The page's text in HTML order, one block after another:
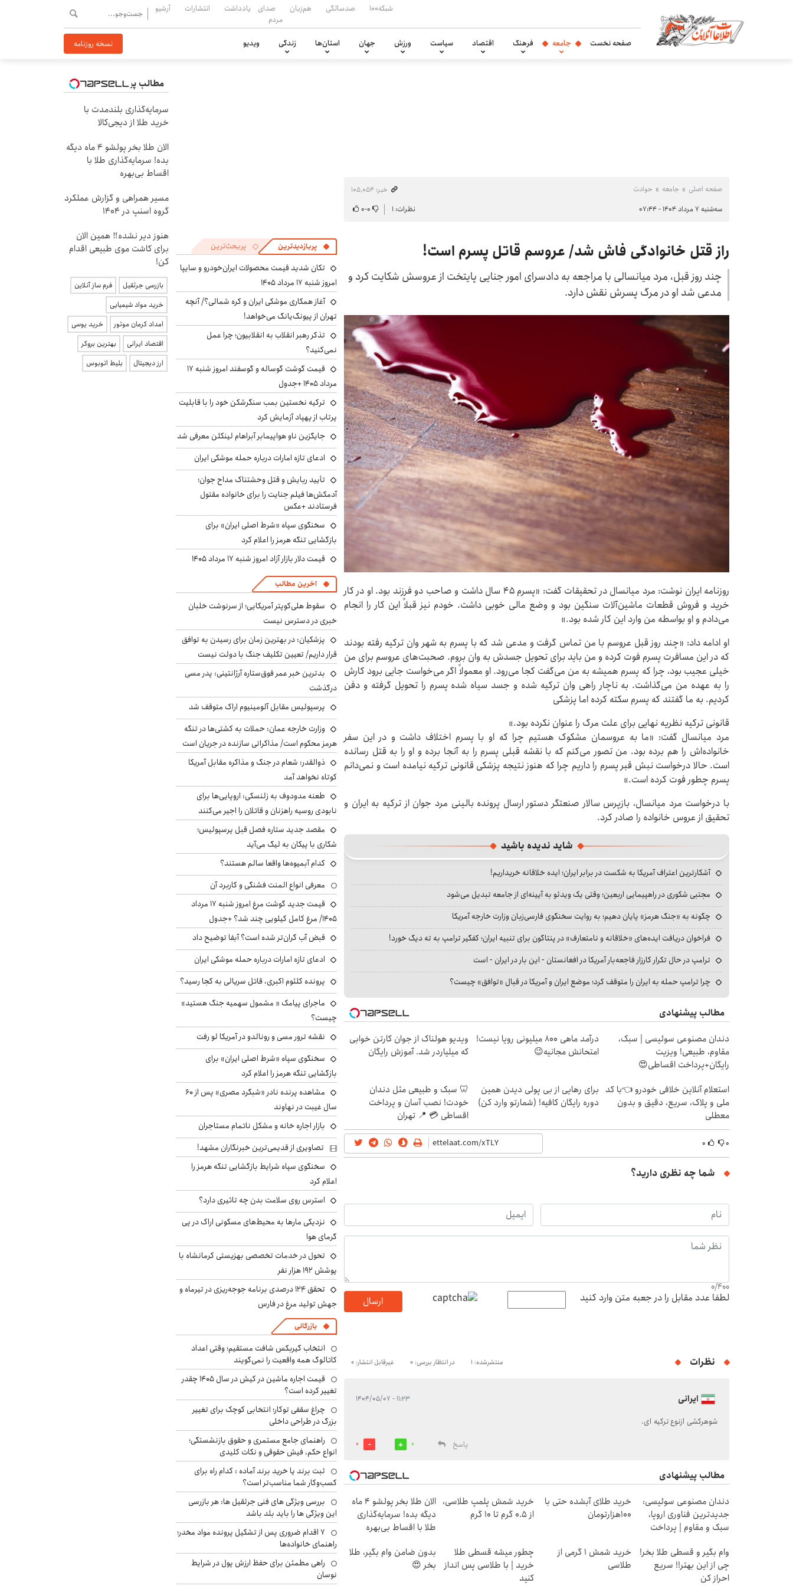
شبکه۱۰۰ صدسالگی هم‌زبان
صدای
مردم
یادداشت انتشارات آرشیو
صفحه نخست جامعه فرهنگ اقتصاد سیاست ورزش جهان استان‌ها زندگی ویدیو نسخه روزنامه
صفحه اصلی جامعه حوادث
خبر: ۱۰۵٬۰۵۴
سه‌شنبه ۷ مرداد ۱۴۰۴ - ۰۷:۴۴
نظرات: ۱ ۰-۰
راز قتل خانوادگی فاش شد/ عروسم قاتل پسرم است!
چند روز قبل، مرد میانسالی با مراجعه به دادسرای امور جنایی پایتخت از عروسش شکایت کرد و
مدعی شد او در مرگ پسرش نقش دارد.
روزنامه ایران نوشت: مرد میانسال در تحقیقات گفت: «پسرم 45 سال داشت و صاحب دو فرزند بود. او در کار
خرید و فروش قطعات ماشین‌آلات سنگین بود و وضع مالی خوبی داشت. خودم نیز قبلاً این کار را انجام
می‌دادم و او بواسطه من وارد این کار شده بود.»
او ادامه داد: «چند روز قبل عروسم با من تماس گرفت و مدعی شد که با پسرم به شهر وان ترکیه رفته بودند
که در این مسافرت پسرم فوت کرده و من باید برای تحویل جسدش به وان بروم. صحبت‌های عروسم برای من
خیلی عجیب بود، چرا که پسرم همیشه به من می‌گفت کجا می‌رود. او معمولاً اگر می‌خواست جایی برود کارش
را به عهده من می‌گذاشت. به ناچار راهی وان ترکیه شده و جسد سیاه شده پسرم را تحویل گرفته و دفن
کردیم. به ما گفتند که پسرم سکته کرده اما پزشکی
قانونی ترکیه نظریه نهایی برای علت مرگ را عنوان نکرده بود.»
مرد میانسال گفت: «ما به عروسمان مشکوک هستیم چرا که او با پسرم اختلاف داشت و در این سفر
خانواده‌اش را هم برده بود. من تصور می‌کنم که با نقشه قبلی پسرم را به آنجا برده و او را به قتل رسانده
است. حالا درخواست نبش قبر پسرم را داریم چرا که هنوز نتیجه پزشکی قانونی ترکیه نیامده است و نمی‌دانم
پسرم چطور فوت کرده است.»
با درخواست مرد میانسال، بازپرس سالار صنعتگر دستور ارسال پرونده بالینی مرد جوان از ترکیه به ایران و
تحقیق از عروس خانواده را صادر کرد.
شاید ندیده باشید
آشکارترین اعتراف آمریکا به شکست در برابر ایران؛ ایده خلاقانه خریداریم!
مجتبی شکوری در راهپیمایی اربعین؛ وقتی یک ویدئو به آیینه‌ای از جامعه تبدیل می‌شود
چگونه به «جنگ هرمز» پایان دهیم؛ به روایت سخنگوی فارسی‌زبان وزارت خارجه آمریکا
فراخوان دریافت ایده‌های «خلاقانه و نامتعارف» در پنتاگون برای تنبیه ایران؛ کفگیر ترامپ به ته دیگ خورد!
ترامپ در حال تکرار کارزار فاجعه‌بار آمریکا در افغانستان - این بار در ایران - است
چرا ترامپ حمله به ایران را متوقف کرد؛ موضع ایران و آمریکا در قبال «توافق» چیست؟
مطالب پیشنهادی
دندان مصنوعی سوئیسی | سبک،
مقاوم، طبیعی! ویزیت
رایگان+پرداخت اقساطی😍
درآمد ماهی 800 میلیونی رویا نیست!
امتحانش مجانیه😉
ویدیو هولناک از جوان کارتن خوابی
که میلیاردر شد. آموزش رایگان
استعلام آنلاین خلافی خودرو 👈با کد
ملی و پلاک، سریع، دقیق و بدون
معطلی
برای رهایی از بی پولی دیدن همین
دوره رایگان کافیه! (شمارتو وارد کن)
🦷 سبک و طبیعی مثل دندان
خودت! نصب آسان و پرداخت
اقساطی 💳 📍 تهران
۰ ۰
شما چه نظری دارید؟
0/400
لطفا عدد مقابل را در جعبه متن وارد کنید ارسال
نظرات منتشرشده: 1 در انتظار بررسی: 0 غیرقابل انتشار: 0
ایرانی ۱۱:۲۳ - ۱۴۰۴/۰۵/۰۷
شوهرکشی ازنوع ترکیه ای.
پاسخ
0
0
مطالب پیشنهادی
دندان مصنوعی سوئیسی:
جدیدترین فناوری اروپا،
سبک و مقاوم | پرداخت
خرید طلای آبشده حتی با
۱۰۰هزارتومان
خرید شمش پلمپ طلاسی،
از ۰.۵ گرم تا ۱۰ گرم
الان طلا بخر پولشو 4 ماه
دیگه بده! سرمایه‌گذاری
طلا با اقساط بی‌بهره
وام بگیر و قسطی طلا بخر!
چی از این بهتر!! سریع
احراز کن
خرید شمش 1 گرمی از
طلاسی
چطور میشه قسطی طلا
خرید | با طلاسی پس انداز
کنید
بدون ضامن وام بگیر، طلا
بخر 😍
پربازدیدترین پربحث‌ترین
تکان شدید قیمت محصولات ایران‌خودرو و سایپا
امروز شنبه ۱۷ مرداد ۱۴۰۵
آغاز همکاری موشکی ایران و کره شمالی؟/ آنچه
تهران از پیونگ‌یانگ می‌خواهد!
تذکر رهبر انقلاب به انقلابیون؛ چرا عمل
نمی‌کنید؟
قیمت گوشت گوساله و گوسفند امروز شنبه ۱۷
مرداد ۱۴۰۵ +جدول
ترکیه نخستین بمب سنگرشکن خود را با قابلیت
پرتاب از پهپاد آزمایش کرد
جایگزین ناو هواپیمابر آبراهام لینکلن معرفی شد
ادعای تازه امارات درباره حمله موشکی ایران
تأیید ربایش و قتل وحشتناک مداح جوان؛
آدمکش‌ها فیلم جنایت را برای خانواده مقتول
فرستادند +عکس
سخنگوی سپاه «شرط اصلی ایران» برای
بازگشایی تنگه هرمز را اعلام کرد
قیمت دلار بازار آزاد امروز شنبه ۱۷ مرداد ۱۴۰۵
آخرین مطالب
سقوط هلی‌کوپتر آمریکایی؛ از سرنوشت خلبان
خبری در دسترس نیست
پزشکیان‌: در بهترین زمان برای رسیدن به توافق
قرار داریم/ تعیین تکلیف جنگ با دولت نیست
بدترین خبر عمر فوق‌ستاره آرژانتینی: پدر مسی
درگذشت
پرسپولیس مقابل آلومینیوم اراک متوقف شد
وزارت خارجه عمان: حملات به کشتی‌ها در تنگه
هرمز محکوم است/ مذاکراتی سازنده در جریان است
ذوالقدر: شعام در جنگ و مذاکره مقابل آمریکا
کوتاه نخواهد آمد
طعنه مدودوف به زلنسکی: اروپایی‌ها برای
نابودی روسیه راهزنان و قاتلان را اجیر می‌کنند
مقصد جدید ستاره فصل قبل پرسپولیس؛
شکاری با پیکان به لیگ می‌آید
کدام آبمیوه‌ها واقعا سالم هستند؟
معرفی انواع المنت فشنگی و کاربرد آن
قیمت جدید گوشت مرغ امروز شنبه ۱۷ مرداد
۱۴۰۵/ مرغ کامل کیلویی چند شد؟ +جدول
قبض آب گران‌تر شده است؟ آبفا توضیح داد
ادعای تازه امارات درباره حمله موشکی ایران
پرونده کلثوم اکبری، قاتل سریالی به کجا رسید؟
ماجرای پیامک « مشمول سهمیه جنگ هستید»
چیست؟
نقشه ترور مسی و رونالدو در آمریکا لو رفت
سخنگوی سپاه «شرط اصلی ایران» برای
بازگشایی تنگه هرمز را اعلام کرد
مشاهده پرنده نادر «شبگرد مصری» پس از ۶۰
سال غیبت در نهاوند
بازار اجاره خانه و مشکل ناتمام مستاجران
تصاویری از قدیمی‌ترین خبرنگاران مشهد!
سخنگوی سپاه شرایط بازگشایی تنگه هرمز را
اعلام کرد
استرس روی سلامت بدن چه تاثیری دارد؟
نزدیکی مارها به محیط‌های مسکونی اراک در پی
گرمای هوا
تحول در خدمات تخصصی بهزیستی کرمانشاه با
پوشش ۱۹۲ هزار نفر
تحقق ۱۲۴ درصدی برنامه جوجه‌ریزی در تیرماه و
جهش تولید مرغ در فارس
بازرگانی
انتخاب گیربکس شافت مستقیم؛ وقتی اعداد
کاتالوگ همه واقعیت را نمی‌گویند
قیمت اجاره ماشین در کیش در سال ۱۴۰۵ چقدر
تغییر کرده است؟
چراغ سقفی توکار؛ انتخابی کوچک برای تغییر
بزرگ در طراحی داخلی
راهنمای جامع مستمری و حقوق بازنشستگی؛
انواع حکم، فیش حقوقی و نکات کلیدی
ثبت برند یا خرید برند آماده : کدام راه برای
کسب‌وکار شما مناسب‌تر است؟
بررسی ویژگی های فنی جرثقیل ها: هر بازرسی
این ویژگی ها را باید بلد باشد
۷ اقدام ضروری پس از تشکیل پرونده مواد مخدر؛
راهنمای خانواده‌ها
راهی مطمئن برای حفظ ارزش پول در شرایط
نوسان
مطالب پیشنهادی
سرمایه‌گذاری بلندمدت با
خرید طلا از دیجی‌کالا
الان طلا بخر پولشو 4 ماه دیگه
بده! سرمایه‌گذاری طلا با
اقساط بی‌بهره
مسیر همراهی و گزارش عملکرد
گروه اسنپ در ۱۴۰۴
هنوز دیر نشده‼️ همین الان
برای کاشت موی طبیعی اقدام
کن!
بازرسی جرثقیل
فرم ساز آنلاین
خرید مواد شیمیایی
امداد کرمان موتور
خرید یوسی
اقتصاد ایرانی
بهترین بروکر
ارز دیجیتال
بلیط اتوبوس